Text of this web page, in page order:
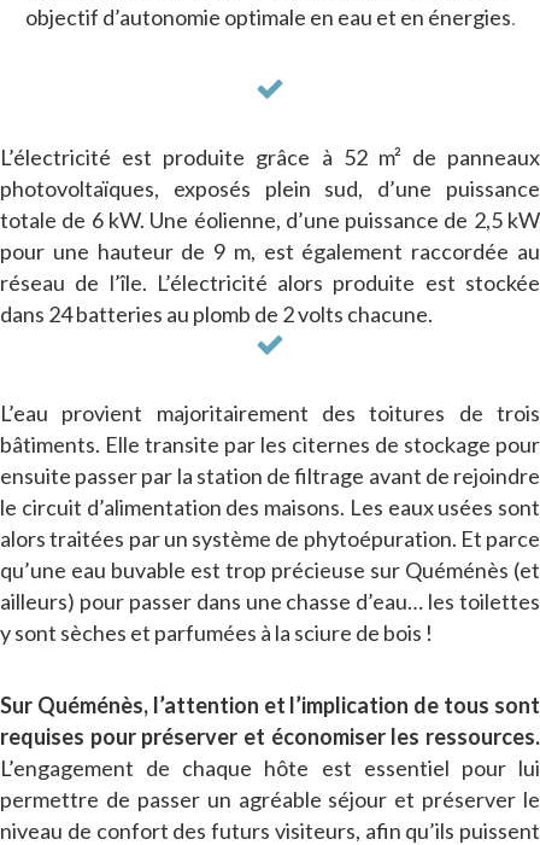
objectif d’autonomie optimale en eau et en énergies.
L’électricité est produite grâce à 52 m² de panneaux
photovoltaïques, exposés plein sud, d’une puissance
totale de 6 kW. Une éolienne, d’une puissance de 2,5 kW
pour une hauteur de 9 m, est également raccordée au
réseau de l’île. L’électricité alors produite est stockée
dans 24 batteries au plomb de 2 volts chacune.
L’eau provient majoritairement des toitures de trois
bâtiments. Elle transite par les citernes de stockage pour
ensuite passer par la station de filtrage avant de rejoindre
le circuit d’alimentation des maisons. Les eaux usées sont
alors traitées par un système de phytoépuration. Et parce
qu’une eau buvable est trop précieuse sur Quéménès (et
ailleurs) pour passer dans une chasse d’eau… les toilettes
y sont sèches et parfumées à la sciure de bois !
Sur Quéménès, l’attention et l’implication de tous sont
requises pour préserver et économiser les ressources.
L’engagement de chaque hôte est essentiel pour lui
permettre de passer un agréable séjour et préserver le
niveau de confort des futurs visiteurs, afin qu’ils puissent